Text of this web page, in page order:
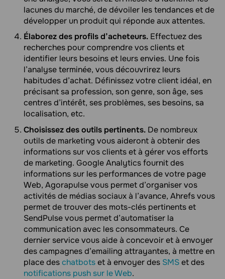
lacunes du marché, de dévoiler les tendances et de
développer un produit qui réponde aux attentes.
Élaborez des profils d’acheteurs. Effectuez des
recherches pour comprendre vos clients et
identifier leurs besoins et leurs envies. Une fois
l’analyse terminée, vous découvrirez leurs
habitudes d’achat. Définissez votre client idéal, en
précisant sa profession, son genre, son âge, ses
centres d’intérêt, ses problèmes, ses besoins, sa
localisation, etc.
Choisissez des outils pertinents. De nombreux
outils de marketing vous aideront à obtenir des
informations sur vos clients et à gérer vos efforts
de marketing. Google Analytics fournit des
informations sur les performances de votre page
Web, Agorapulse vous permet d’organiser vos
activités de médias sociaux à l’avance, Ahrefs vous
permet de trouver des mots-clés pertinents et
SendPulse vous permet d’automatiser la
communication avec les consommateurs. Ce
dernier service vous aide à concevoir et à envoyer
des campagnes d’emailing attrayantes, à mettre en
place deschatbotset à envoyer des SMSet des
notifications push sur le Web.